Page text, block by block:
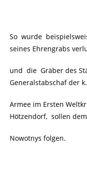
So wurde
seines Ehrengrabs
und die Gräber des
Generalstabschaf der
Armee im Ersten
Hötzendorf, sollen
Nowotnys folgen.